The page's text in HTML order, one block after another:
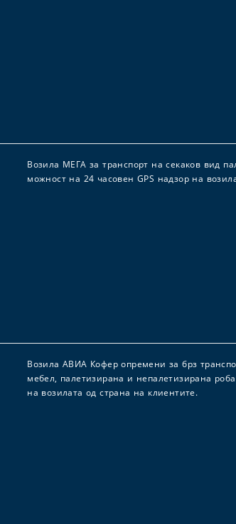
Возила МЕГА за транспорт на секаков вид
можност на 24 часовен GPS надзор на
Возила АВИА Кофер опремени за брз
мебел, палетизирана и непалетизирана
на возилата од страна на клиентите.